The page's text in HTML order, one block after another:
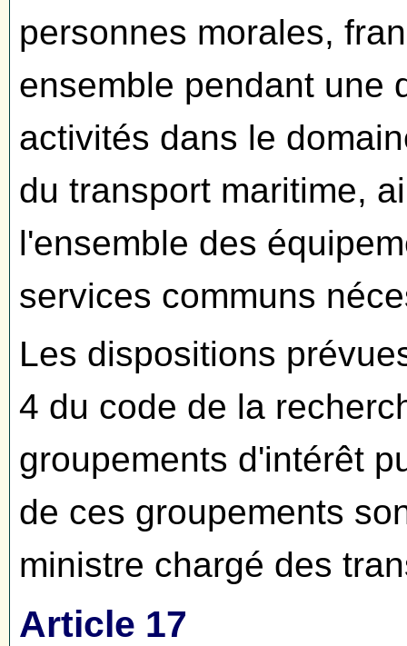
personnes morales,
ensemble pendant une
activités dans le
du transport maritime,
l'ensemble des
services communs
Les dispositions
4 du code de la
groupements d'intérêt
de ces groupements
ministre chargé des
Article 17